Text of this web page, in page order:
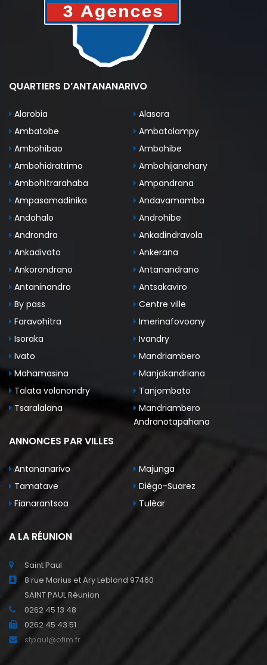
QUARTIERS D’ANTANANARIVO
Alarobia
Alasora
Ambatobe
Ambatolampy
Ambohibao
Ambohibe
Ambohidratrimo
Ambohijanahary
Ambohitrarahaba
Ampandrana
Ampasamadinika
Andavamamba
Andohalo
Androhibe
Androndra
Ankadindravola
Ankadivato
Ankerana
Ankorondrano
Antanandrano
Antaninandro
Antsakaviro
By pass
Centre ville
Faravohitra
Imerinafovoany
Isoraka
Ivandry
Ivato
Mandriambero
Mahamasina
Manjakandriana
Talata volonondry
Tanjombato
Tsaralalana
Mandriambero
Andranotapahana
ANNONCES PAR VILLES
Antananarivo
Majunga
Tamatave
Diégo-Suarez
Fianarantsoa
Tuléar
A LA RÉUNION
Saint Paul
8 rue Marius et Ary Leblond 97460
SAINT PAUL Réunion
0262 45 13 48
0262 45 43 51
stpaul@ofim.fr